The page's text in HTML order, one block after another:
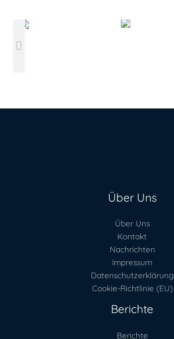
Über Uns
Über Uns
Kontakt
Nachrichten
Impressum
Datenschutzerklärung
Cookie-Richtlinie (EU)
Berichte
Berichte